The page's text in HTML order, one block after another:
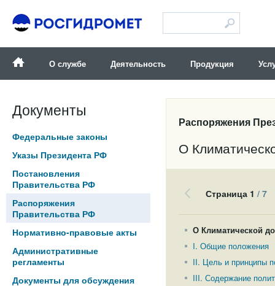
О службе Деятельность Продукция
Документы
Федеральные законы
Указы Президента РФ
Постановления
Правительства РФ
Распоряжения
Правительства РФ
Нормативно-правовые акты
Административные
регламенты
Документы для обсуждения
Распоряжения
О
Страница 1 / 7
О Климатической
I. Общие положения
II. Цель и принципы
III. Содержание